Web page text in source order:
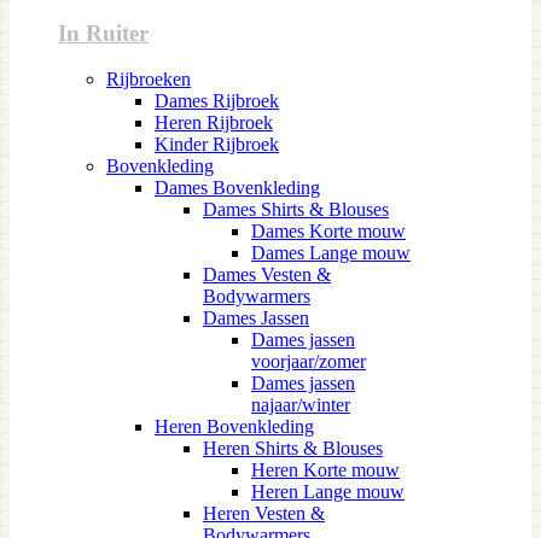
In Ruiter
Rijbroeken
Dames Rijbroek
Heren Rijbroek
Kinder Rijbroek
Bovenkleding
Dames Bovenkleding
Dames Shirts & Blouses
Dames Korte mouw
Dames Lange mouw
Dames Vesten &
Bodywarmers
Dames Jassen
Dames jassen
voorjaar/zomer
Dames jassen
najaar/winter
Heren Bovenkleding
Heren Shirts & Blouses
Heren Korte mouw
Heren Lange mouw
Heren Vesten &